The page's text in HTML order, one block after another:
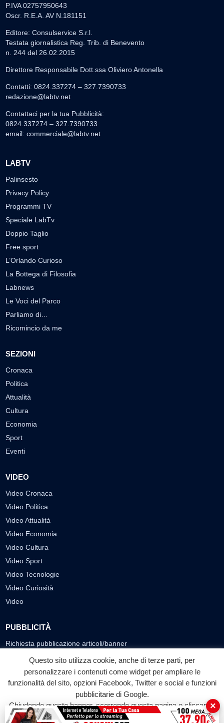
P.IVA 02757950643
Oscr. R.E.A. AV N.181151
Editore: Consulservice S.r.l.
Testata giornalistica Reg. Trib. di Benevento
n. 244 del 26.02.2015
Direttore Responsabile Dott.ssa Oliviero Antonella
Contatti: 0824.337274 – 327.7390733
redazione@labtv.net
Contattaci per la tua Pubblicità:
0824.337274 – 327.7390733
email: commerciale@labtv.net
LABTV
Palinsesto
Privacy Policy
Programmi TV
Speciale LabTv
Doppio Taglio
Free sport
L’Orlando Curioso
La Bottega di Filosofia
Labnews
Le Voci del Parco
Parliamo di…
Ricomincio da me
SEZIONI
Cronaca
Politica
Attualità
Cultura
Economia
Sport
Eventi
VIDEO
Video Cronaca
Video Politica
Video Attualità
Video Economia
Video Cultura
Video Sport
Video Tecnologie
Video Curiosità
Video
PUBBLICITÀ
Richiesta pubblicazione articoli/banner
SEGUICI SUI SOCIAL
f
Facebook
◎ ▶
YouTube
Questo sito utilizza cookie, anche di terze parti, per
personalizzare i contenuti come widget per ampliare le
funzionalità del sito, opzioni Facebook, Twitter e social e funzioni
pubblicitarie di Google.
Chiudendo questo banner, scorrendo questa pagina o cliccando
su qualunque suo elemento acconsenti all'uso dei cookie.
×